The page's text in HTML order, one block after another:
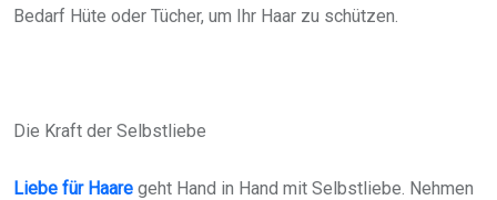
Bedarf Hüte oder Tücher, um Ihr Haar zu schützen.
Die Kraft der Selbstliebe
Liebe für Haare geht Hand in Hand mit Selbstliebe. Nehmen